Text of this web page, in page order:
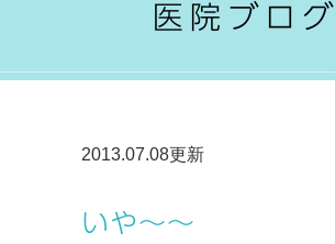
医院ブログ
2013.07.08更新
いや～～